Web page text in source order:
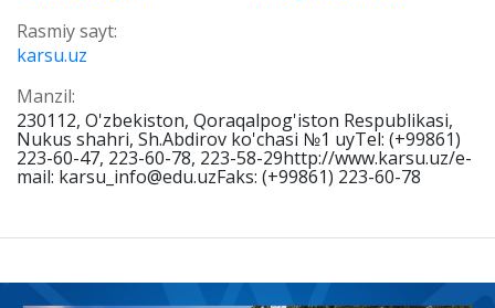
Rasmiy sayt:
karsu.uz
Manzil:
230112, O'zbekiston, Qoraqalpog'iston Respublikasi,
Nukus shahri, Sh.Abdirov ko'chasi №1 uyTel: (+99861)
223-60-47, 223-60-78, 223-58-29http://www.karsu.uz/e-
mail: karsu_info@edu.uzFaks: (+99861) 223-60-78